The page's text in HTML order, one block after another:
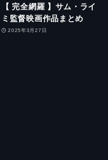
【 完全網羅 】サム・ライ
ミ監督映画作品まとめ
2025年3月27日